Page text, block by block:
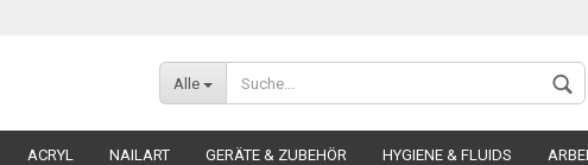
Alle
ACRYL NAILART GERÄTE & ZUBEHÖR HYGIENE & FLUIDS